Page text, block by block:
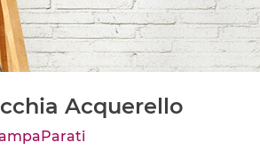
Acquerello